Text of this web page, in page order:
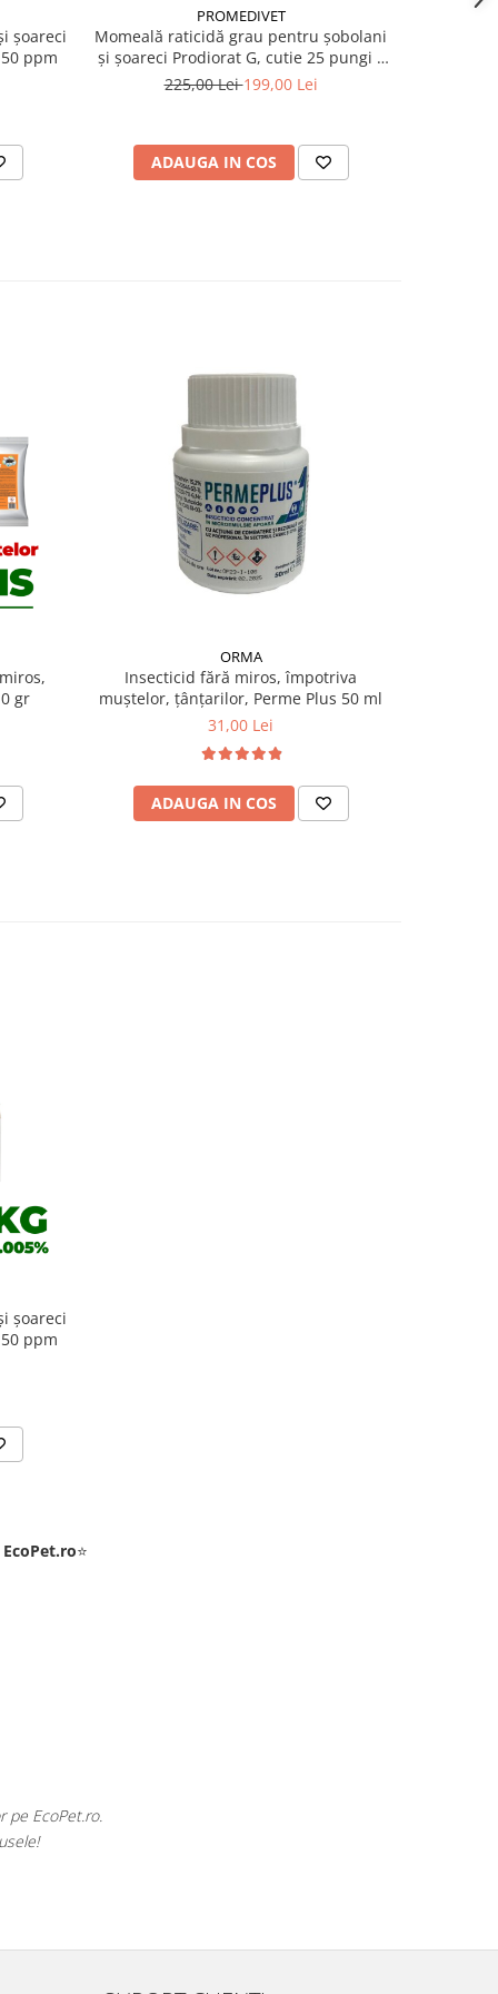
șoareci
ppm
PROMEDIVET
Momeală raticidă grau pentru șobolani
și șoareci Prodiorat G, cutie 25 pungi x
200g
225,00 Lei199,00 Lei
ADAUGA IN COS
gr
ORMA
Insecticid fără miros, împotriva
muștelor, țânțarilor, Perme Plus 50 ml
31,00 Lei
ADAUGA IN COS
șoareci
ppm
EcoPet.ro⭐
nevoie de hrană sau produse pentru păsările exotice din volieră.
online cu o gamă atât de largă și specializată.